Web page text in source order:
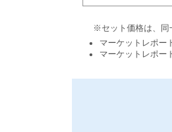
※セット価格は、同
マーケットレポー
マーケットレポー